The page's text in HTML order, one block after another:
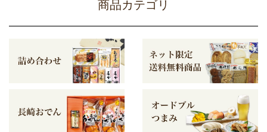
商品カテゴリ